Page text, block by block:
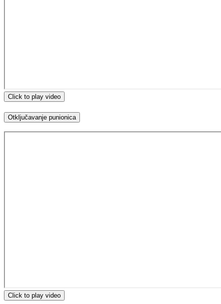
Click to play video
Otključavanje punionica
Click to play video